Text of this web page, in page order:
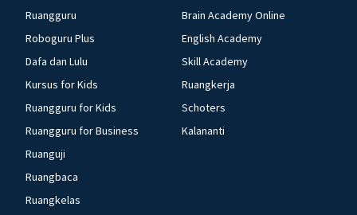
Ruangguru
Roboguru Plus
Dafa dan Lulu
Kursus for Kids
Ruangguru for Kids
Ruangguru for Business
Ruanguji
Ruangbaca
Ruangkelas
Brain Academy Online
English Academy
Skill Academy
Ruangkerja
Schoters
Kalananti